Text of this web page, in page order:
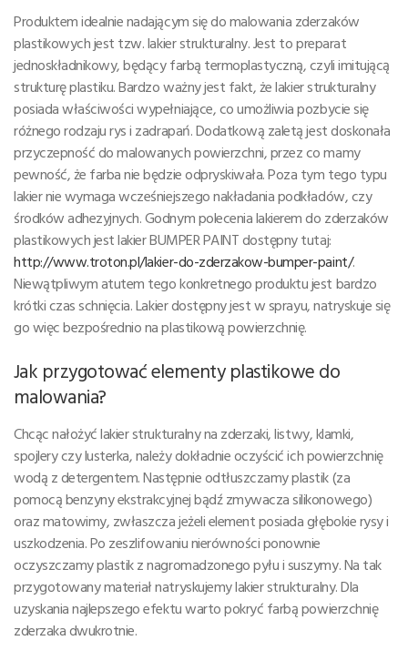
Produktem idealnie nadającym się do malowania zderzaków
plastikowych jest tzw. lakier strukturalny. Jest to preparat
jednoskładnikowy, będący farbą termoplastyczną, czyli imitującą
strukturę plastiku. Bardzo ważny jest fakt, że lakier strukturalny
posiada właściwości wypełniające, co umożliwia pozbycie się
różnego rodzaju rys i zadrapań. Dodatkową zaletą jest doskonała
przyczepność do malowanych powierzchni, przez co mamy
pewność, że farba nie będzie odpryskiwała. Poza tym tego typu
lakier nie wymaga wcześniejszego nakładania podkładów, czy
środków adhezyjnych. Godnym polecenia lakierem do zderzaków
plastikowych jest lakier BUMPER PAINT dostępny tutaj:
http://www.troton.pl/lakier-do-zderzakow-bumper-paint/.
Niewątpliwym atutem tego konkretnego produktu jest bardzo
krótki czas schnięcia. Lakier dostępny jest w sprayu, natryskuje się
go więc bezpośrednio na plastikową powierzchnię.
Jak przygotować elementy plastikowe do
malowania?
Chcąc nałożyć lakier strukturalny na zderzaki, listwy, klamki,
spojlery czy lusterka, należy dokładnie oczyścić ich powierzchnię
wodą z detergentem. Następnie odtłuszczamy plastik (za
pomocą benzyny ekstrakcyjnej bądź zmywacza silikonowego)
oraz matowimy, zwłaszcza jeżeli element posiada głębokie rysy i
uszkodzenia. Po zeszlifowaniu nierówności ponownie
oczyszczamy plastik z nagromadzonego pyłu i suszymy. Na tak
przygotowany materiał natryskujemy lakier strukturalny. Dla
uzyskania najlepszego efektu warto pokryć farbą powierzchnię
zderzaka dwukrotnie.